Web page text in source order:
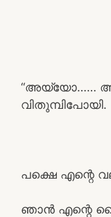
“അയ്യോ……
വിതുമ്പിപോയി.
പക്ഷെ എന്റെ
ഞാൻ എന്റെ